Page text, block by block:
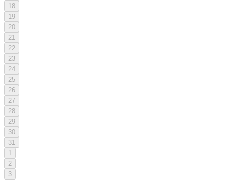
18
19
20
21
22
23
24
25
26
27
28
29
30
31
1
2
3